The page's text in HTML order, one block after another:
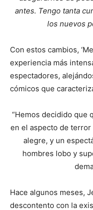
antes. Tengo tanta
los nuevos
Con estos cambios,
experiencia más
espectadores,
cómicos que
“Hemos decidido que
en el aspecto de terror
alegre, y un
hombres lobo y
Hace algunos meses,
descontento con la